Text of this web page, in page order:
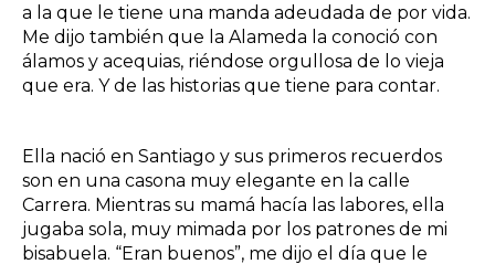
a la que le tiene una manda adeudada de por vida.
Me dijo también que la Alameda la conoció con
álamos y acequias, riéndose orgullosa de lo vieja
que era. Y de las historias que tiene para contar.
Ella nació en Santiago y sus primeros recuerdos
son en una casona muy elegante en la calle
Carrera. Mientras su mamá hacía las labores, ella
jugaba sola, muy mimada por los patrones de mi
bisabuela. “Eran buenos”, me dijo el día que le